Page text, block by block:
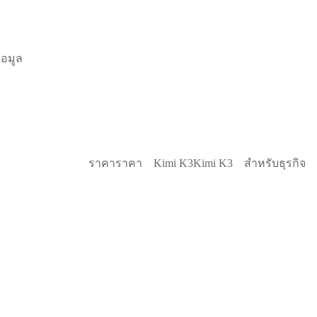
มูล
ราคาราคา Kimi K3Kimi K3 สำหรับธุรกิจ